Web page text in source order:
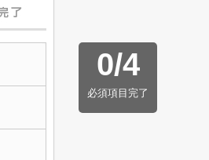
0/4
必須項目完了